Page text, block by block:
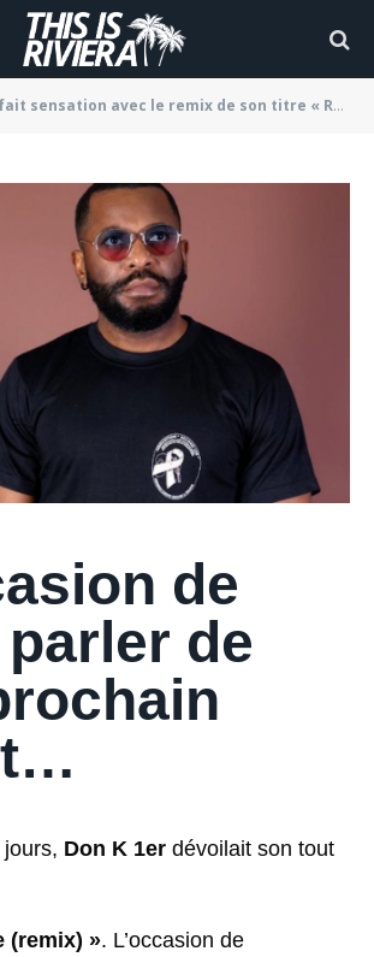
sensation avec le remix de son titre « Reste »
de son titre « Reste »
BLOGGER 13/01/2022
de
de
Don K 1er dévoilait son tout
(remix) ». L’occasion de